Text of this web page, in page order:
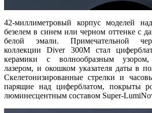
42-миллиметровый корпус моделей
безелем в синем или черном оттенке с
белой эмали. Примечательной
коллекции Diver 300M стал
керамики с волнообразным узором,
лазером, и окошком указателя даты в
Скелетонизированные стрелки и
парящие над циферблатом, покрыты
люминесцентным составом Super-